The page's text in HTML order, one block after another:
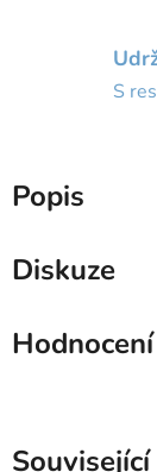
S
Popis
Diskuze
Hodnocení